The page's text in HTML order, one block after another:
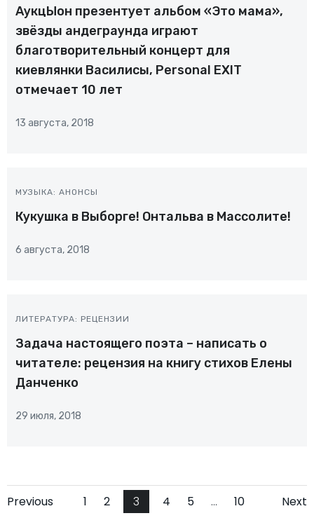
АукцЫон презентует альбом «Это мама»,
звёзды андеграунда играют
благотворительный концерт для
киевлянки Василисы, Personal EXIT
отмечает 10 лет
13 августа, 2018
МУЗЫКА: АНОНСЫ
Кукушка в Выборге! Онтальва в Массолите!
6 августа, 2018
ЛИТЕРАТУРА: РЕЦЕНЗИИ
Задача настоящего поэта – написать о
читателе: рецензия на книгу стихов Елены
Данченко
29 июля, 2018
Навигация
Previous
Навигация
Страница
1 Страница
2 Страница
3 Страница
4 Страница
5 … Страница
10 Next